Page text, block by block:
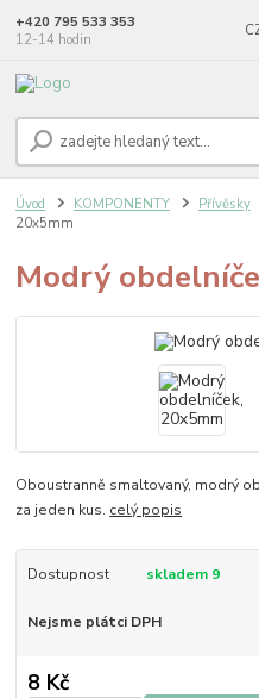
+420 795 533 353
12-14 hodin
Úvod KOMPONENTY Přívěsky
20x5mm
Modrý
Oboustranně smaltovaný, modrý
za jeden kus. celý popis
Dostupnost skladem 9
Nejsme plátci DPH
8 Kč